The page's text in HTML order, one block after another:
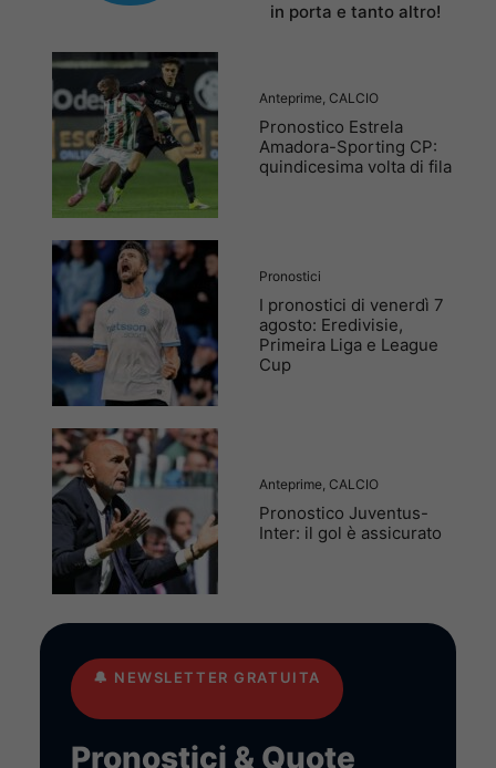
in porta e tanto altro!
Anteprime CALCIO
Pronostico Estrela
Amadora-Sporting CP:
quindicesima volta di fila
Pronostici
I pronostici di venerdì 7
agosto: Eredivisie,
Primeira Liga e League
Cup
Anteprime CALCIO
Pronostico Juventus-
Inter: il gol è assicurato
🔔 NEWSLETTER GRATUITA
Pronostici & Quote